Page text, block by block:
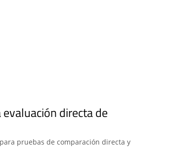
directa de
pruebas de comparación directa y